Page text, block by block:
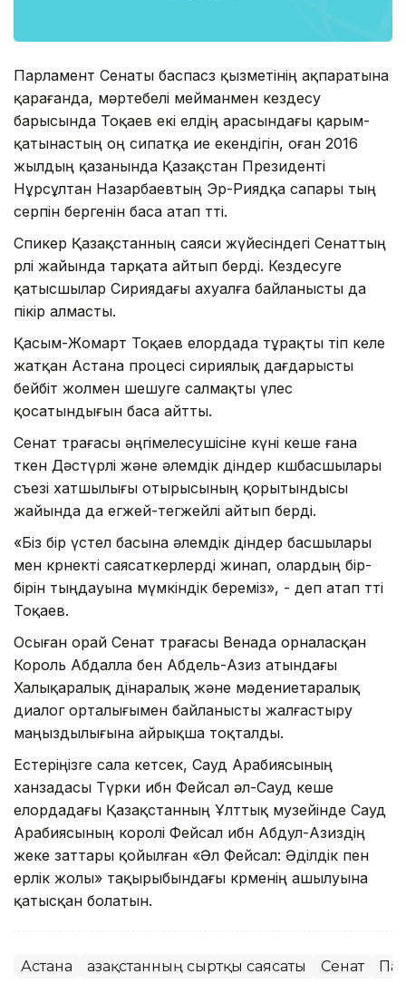
Парламент Сенаты баспасөз қызметінің ақпаратына
қарағанда, мәртебелі мейманмен кездесу
барысында Тоқаев екі елдің арасындағы қарым-
қатынастың оң сипатқа ие екендігін, оған 2016
жылдың қазанында Қазақстан Президенті
Нұрсұлтан Назарбаевтың Эр-Риядқа сапары тың
серпін бергенін баса атап өтті.
Спикер Қазақстанның саяси жүйесіндегі Сенаттың
рөлі жайында тарқата айтып берді. Кездесуге
қатысшылар Сириядағы ахуалға байланысты да
пікір алмасты.
Қасым-Жомарт Тоқаев елордада тұрақты өтіп келе
жатқан Астана процесі сириялық дағдарысты
бейбіт жолмен шешуге салмақты үлес
қосатындығын баса айтты.
Сенат төрағасы әңгімелесушісіне күні кеше ғана
өткен Дәстүрлі және әлемдік діндер көшбасшылары
съезі хатшылығы отырысының қорытындысы
жайында да егжей-тегжейлі айтып берді.
«Біз бір үстел басына әлемдік діндер басшылары
мен көрнекті саясаткерлерді жинап, олардың бір-
бірін тыңдауына мүмкіндік береміз», - деп атап өтті
Тоқаев.
Осыған орай Сенат төрағасы Венада орналасқан
Король Абдалла бен Абдель-Азиз атындағы
Халықаралық дінаралық және мәдениетаралық
диалог орталығымен байланысты жалғастыру
маңыздылығына айрықша тоқталды.
Естеріңізге сала кетсек, Сауд Арабиясының
ханзадасы Түрки ибн Фейсал әл-Сауд кеше
елордадағы Қазақстанның Ұлттық музейінде Сауд
Арабиясының королі Фейсал ибн Абдул-Азиздің
жеке заттары қойылған «Әл Фейсал: Әділдік пен
ерлік жолы» тақырыбындағы көрменің ашылуына
қатысқан болатын.
Астана Қазақстанның сыртқы саясаты Сенат